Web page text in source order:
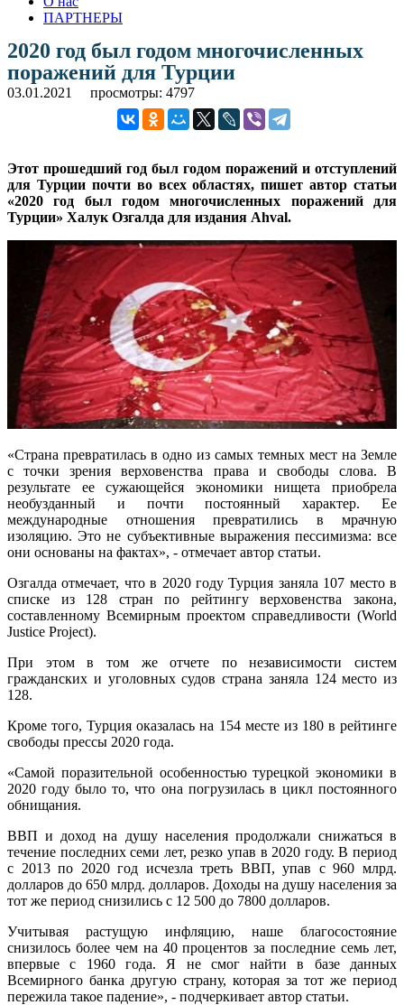
ПАРТНЕРЫ
2020 год был годом многочисленных
поражений для Турции
03.01.2021 просмотры: 4797
Этот прошедший год был годом поражений и отступлений
для Турции почти во всех областях, пишет автор статьи
«2020 год был годом многочисленных поражений для
Турции» Халук Озгалда для издания Ahval.
«Страна превратилась в одно из самых темных мест на Земле
с точки зрения верховенства права и свободы слова. В
результате ее сужающейся экономики нищета приобрела
необузданный и почти постоянный характер. Ее
международные отношения превратились в мрачную
изоляцию. Это не субъективные выражения пессимизма: все
они основаны на фактах», - отмечает автор статьи.
Озгалда отмечает, что в 2020 году Турция заняла 107 место в
списке из 128 стран по рейтингу верховенства закона,
составленному Всемирным проектом справедливости (World
Justice Project).
При этом в том же отчете по независимости систем
гражданских и уголовных судов страна заняла 124 место из
128.
Кроме того, Турция оказалась на 154 месте из 180 в рейтинге
свободы прессы 2020 года.
«Самой поразительной особенностью турецкой экономики в
2020 году было то, что она погрузилась в цикл постоянного
обнищания.
ВВП и доход на душу населения продолжали снижаться в
течение последних семи лет, резко упав в 2020 году. В период
с 2013 по 2020 год исчезла треть ВВП, упав с 960 млрд.
долларов до 650 млрд. долларов. Доходы на душу населения за
тот же период снизились с 12 500 до 7800 долларов.
Учитывая растущую инфляцию, наше благосостояние
снизилось более чем на 40 процентов за последние семь лет,
впервые с 1960 года. Я не смог найти в базе данных
Всемирного банка другую страну, которая за тот же период
пережила такое падение», - подчеркивает автор статьи.